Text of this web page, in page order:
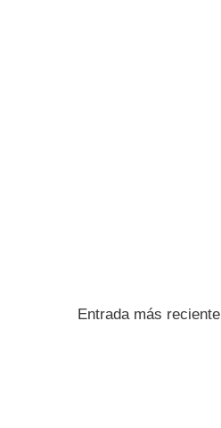
Entrada más reciente